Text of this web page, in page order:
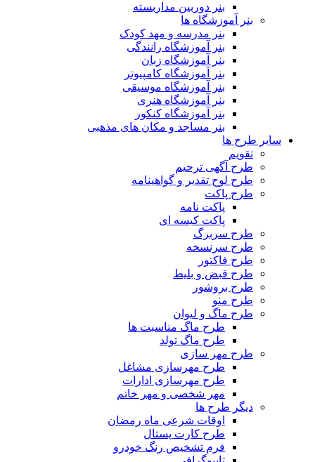
بنر دوربین مداربسته
بنر آموزشگاه ها
بنر مدرسه و مهد کودک
بنر آموزشگاه رانندگی
بنر آموزشگاه زبان
بنر آموزشگاه کامپیوتر
بنر آموزشگاه موسیقی
بنر آموزشگاه هنری
بنر آموزشگاه کنکور
بنر مساجد و مکان های مذهبی
سایر طرح ها
تقویم
طرح آگهی ترحیم
طرح لوح تقدیر و گواهینامه
طرح پاکت
پاکت نامه
پاکت کیسه ای
طرح سربرگ
طرح سرنسخه
طرح فاکتور
طرح قبض و بلیط
طرح بروشور
طرح منو
طرح ماگ و لیوان
طرح ماگ مناسبت ها
طرح ماگ تولد
طرح مهر سازی
طرح مهرسازی مشاغل
طرح مهرسازی ادارات
مهر شخصی و مهر خاتم
دیگر طرح ها
اوقات شرعی ماه رمضان
طرح کارت پستال
فرم تشخیص رنگ خودرو